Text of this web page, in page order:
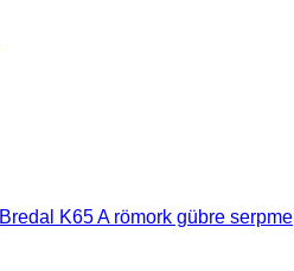
Bredal K65 A römork gübre serpme